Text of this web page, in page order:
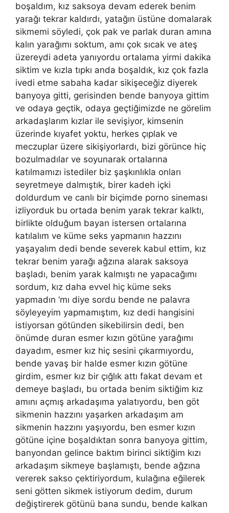
boşaldım, kız saksoya devam ederek benim
yarağı tekrar kaldırdı, yatağın üstüne domalarak
sikmemi söyledi, çok pak ve parlak duran amına
kalın yarağımı soktum, amı çok sıcak ve ateş
üzereydi adeta yanıyordu ortalama yirmi dakika
siktim ve kızla tıpkı anda boşaldık, kız çok fazla
ivedi etme sabaha kadar sikişeceğiz diyerek
banyoya gitti, gerisinden bende banyoya gittim
ve odaya geçtik, odaya geçtiğimizde ne görelim
arkadaşlarım kızlar ile sevişiyor, kimsenin
üzerinde kıyafet yoktu, herkes çıplak ve
meczuplar üzere sikişiyorlardı, bizi görünce hiç
bozulmadılar ve soyunarak ortalarına
katılmamızı istediler biz şaşkınlıkla onları
seyretmeye dalmıştık, birer kadeh içki
doldurdum ve canlı bir biçimde porno sineması
izliyorduk bu ortada benim yarak tekrar kalktı,
birlikte olduğum bayan istersen ortalarına
katılalım ve küme seks yapmanın hazzını
yaşayalım dedi bende severek kabul ettim, kız
tekrar benim yarağı ağzına alarak saksoya
başladı, benim yarak kalmıştı ne yapacağımı
sordum, kız daha evvel hiç küme seks
yapmadın ‘mı diye sordu bende ne palavra
söyleyeyim yapmamıştım, kız dedi hangisini
istiyorsan götünden sikebilirsin dedi, ben
önümde duran esmer kızın götüne yarağımı
dayadım, esmer kız hiç sesini çıkarmıyordu,
bende yavaş bir halde esmer kızın götüne
girdim, esmer kız bir çığlık attı fakat devam et
demeye başladı, bu ortada benim siktiğim kız
amını açmış arkadaşıma yalatıyordu, ben göt
sikmenin hazzını yaşarken arkadaşım am
sikmenin hazzını yaşıyordu, ben esmer kızın
götüne içine boşaldıktan sonra banyoya gittim,
banyondan gelince baktım birinci siktiğim kızı
arkadaşım sikmeye başlamıştı, bende ağzına
vererek sakso çektiriyordum, kulağına eğilerek
seni götten sikmek istiyorum dedim, durum
değiştirerek götünü bana sundu, bende kalkan